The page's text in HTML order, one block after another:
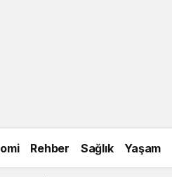
Rehber Sağlık Yaşam